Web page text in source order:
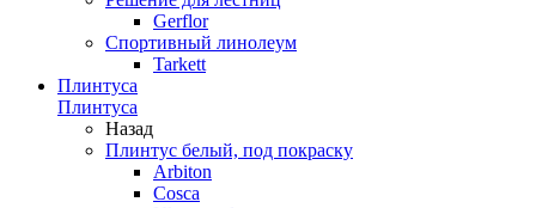
Gerflor
Спортивный линолеум
Tarkett
Плинтуса
Плинтуса
Назад
Плинтус белый, под покраску
Arbiton
Cosca